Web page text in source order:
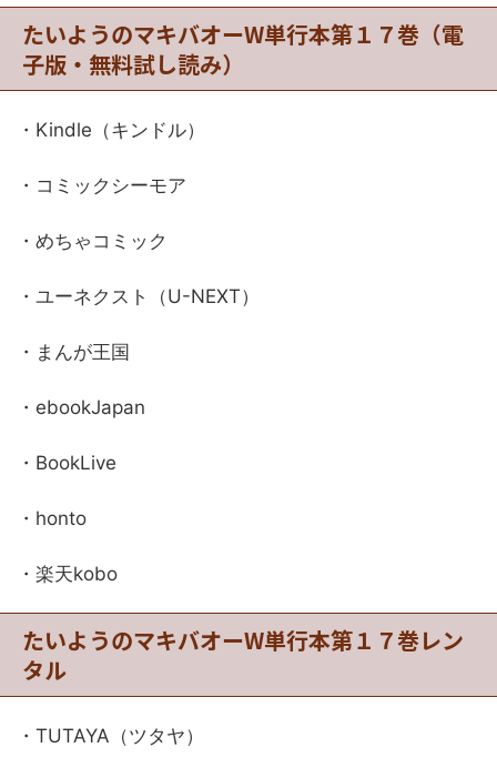
たいようのマキバオーW単行本第１７巻（電
子版・無料試し読み）
・Kindle（キンドル）
・コミックシーモア
・めちゃコミック
・ユーネクスト（U-NEXT）
・まんが王国
・ebookJapan
・BookLive
・honto
・楽天kobo
たいようのマキバオーW単行本第１７巻レン
タル
・TUTAYA（ツタヤ）